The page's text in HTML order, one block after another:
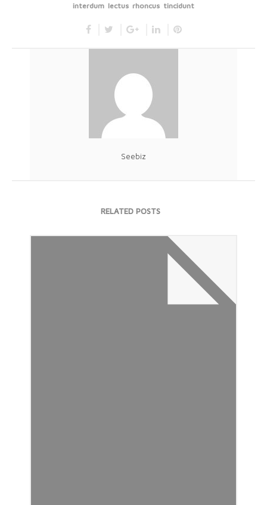
interdum lectus rhoncus tincidunt
Seebiz
RELATED POSTS